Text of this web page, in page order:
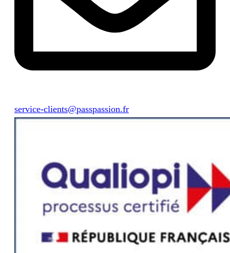
service-clients@passpassion.fr